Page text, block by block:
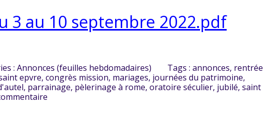
3 au 10 septembre 2022.pdf
:Annonces (feuilles hebdomadaires) Tags :annonces, rentrée
epvre, congrès mission, mariages, journées du patrimoine,
, parrainage, pèlerinage à rome, oratoire séculier, jubilé, saint